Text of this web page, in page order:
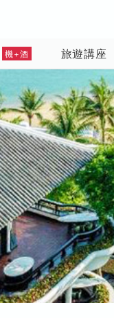
機+酒 旅遊講座